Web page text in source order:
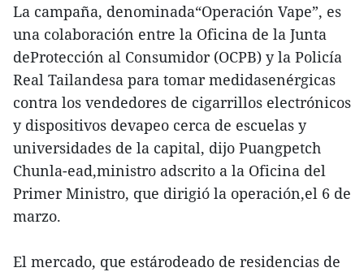
La campaña, denominada“Operación Vape”, es
una colaboración entre la Oficina de la Junta
deProtección al Consumidor (OCPB) y la Policía
Real Tailandesa para tomar medidasenérgicas
contra los vendedores de cigarrillos electrónicos
y dispositivos devapeo cerca de escuelas y
universidades de la capital, dijo Puangpetch
Chunla-ead,ministro adscrito a la Oficina del
Primer Ministro, que dirigió la operación,el 6 de
marzo.
El mercado, que estárodeado de residencias de